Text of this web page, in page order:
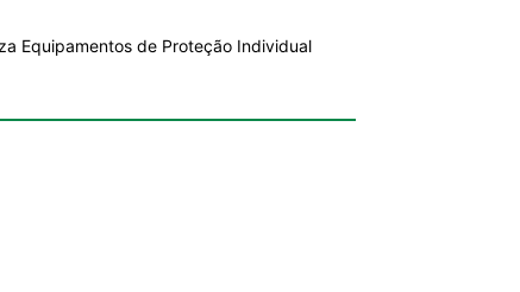
Equipamentos de Proteção Individual